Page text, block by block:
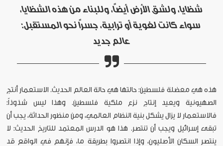
شظايا، ولشق الأرض أيضاً، وللبناء من هذه الشظايا،
سواء كانت لغوية أو ترابية، جسراً نحو المستقبل:
عالم جديد
هذه هي معضلة فلسطين: حالتها هي حالة العالم الحديث. الاستعمار أنتج
الصهيونية ويعيد إنتاج نزع ملكية فلسطين. وهذا ليس شذوذاً:
فالاستعمار لا يزال يشكل بنية النظام العالمي، ومن منظور الحداثة، يجب أن
تبقى إسرائيل ويجب أن تنتصر. هذا هو الدرس المعتمد للتاريخ الحديث: لا
ينتصر السكان الأصليون، وإذا انتصروا بطريقة ما، فإنهم في الواقع قد